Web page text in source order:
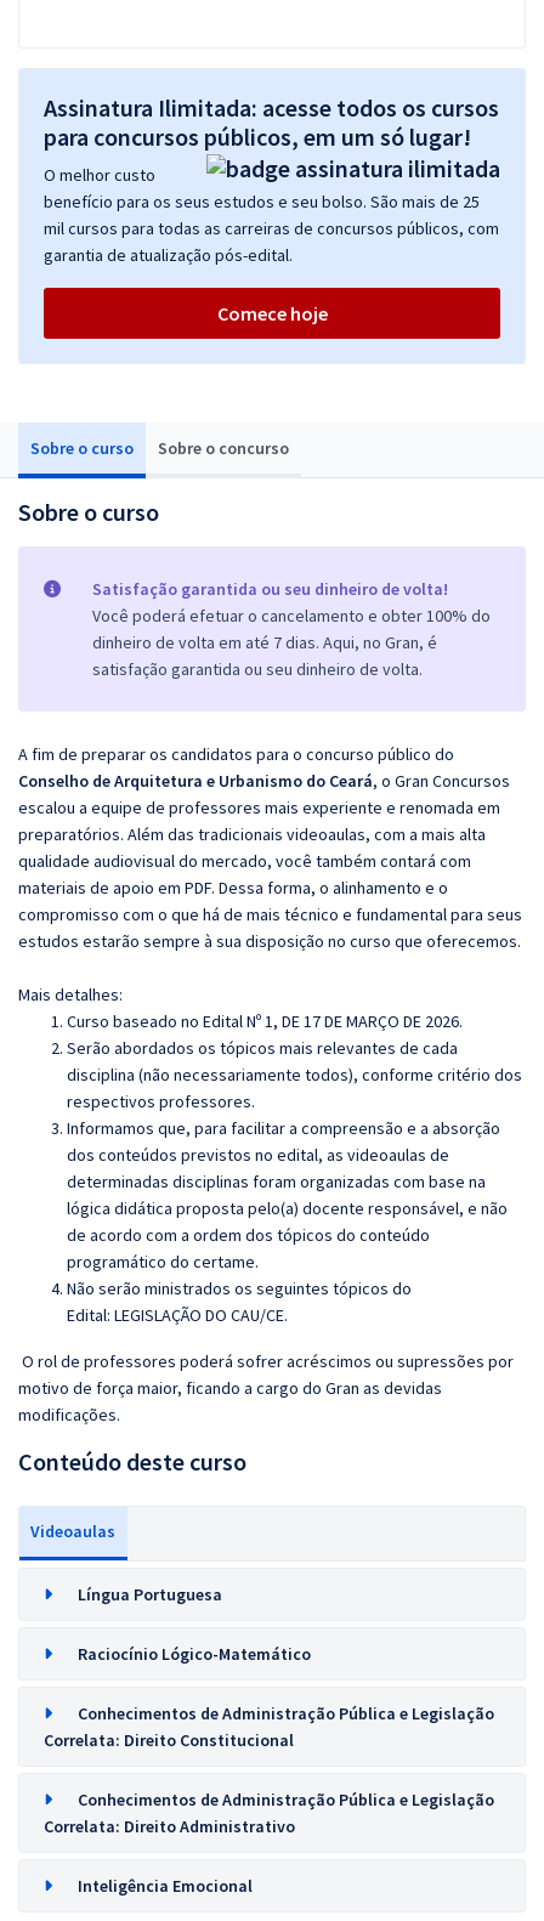
Sobre o curso Sobre o concurso
Sobre o curso
Satisfação garantida ou seu dinheiro de volta!
Você poderá efetuar o cancelamento e obter 100% do
dinheiro de volta em até 7 dias. Aqui, no Gran, é
satisfação garantida ou seu dinheiro de volta.
A fim de preparar os candidatos para o concurso público do
Conselho de Arquitetura e Urbanismo do Ceará, o Gran Concursos
escalou a equipe de professores mais experiente e renomada em
preparatórios. Além das tradicionais videoaulas, com a mais alta
qualidade audiovisual do mercado, você também contará com
materiais de apoio em PDF. Dessa forma, o alinhamento e o
compromisso com o que há de mais técnico e fundamental para seus
estudos estarão sempre à sua disposição no curso que oferecemos.
Mais detalhes:
Curso baseado no Edital Nº 1, DE 17 DE MARÇO DE 2026.
Serão abordados os tópicos mais relevantes de cada
disciplina (não necessariamente todos), conforme critério dos
respectivos professores.
Informamos que, para facilitar a compreensão e a absorção
dos conteúdos previstos no edital, as videoaulas de
determinadas disciplinas foram organizadas com base na
lógica didática proposta pelo(a) docente responsável, e não
de acordo com a ordem dos tópicos do conteúdo
programático do certame.
Não serão ministrados os seguintes tópicos do
Edital: LEGISLAÇÃO DO CAU/CE.
O rol de professores poderá sofrer acréscimos ou supressões por
motivo de força maior, ficando a cargo do Gran as devidas
modificações.
Conteúdo deste curso
Videoaulas
Língua Portuguesa
Raciocínio Lógico-Matemático
Conhecimentos de Administração Pública e Legislação
Correlata: Direito Constitucional
Conhecimentos de Administração Pública e Legislação
Correlata: Direito Administrativo
Inteligência Emocional
Assinatura Ilimitada: acesse todos os cursos
para concursos públicos, em um só lugar!
O melhor custo
benefício para os seus estudos e seu bolso. São mais de 25
mil cursos para todas as carreiras de concursos públicos, com
garantia de atualização pós-edital.
Comece hoje